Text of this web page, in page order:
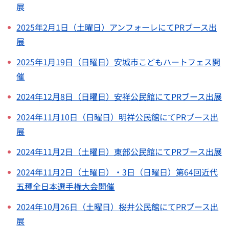
展
2025年2月1日（土曜日）アンフォーレにてPRブース出
展
2025年1月19日（日曜日）安城市こどもハートフェス開
催
2024年12月8日（日曜日）安祥公民館にてPRブース出展
2024年11月10日（日曜日）明祥公民館にてPRブース出
展
2024年11月2日（土曜日）東部公民館にてPRブース出展
2024年11月2日（土曜日）・3日（日曜日）第64回近代
五種全日本選手権大会開催
2024年10月26日（土曜日）桜井公民館にてPRブース出
展